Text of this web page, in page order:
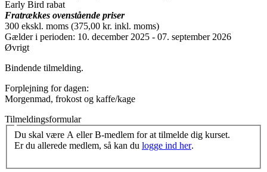
Early Bird rabat
Fratrækkes ovenstående priser
300 ekskl. moms (375,00 kr. inkl. moms)
Gælder i perioden: 10. december 2025 - 07. september 2026
Øvrigt
Bindende tilmelding.
Forplejning for dagen:
Morgenmad, frokost og kaffe/kage
Tilmeldingsformular
Du skal være A eller B-medlem for at tilmelde dig kurset.
Er du allerede medlem, så kan du logge ind her.